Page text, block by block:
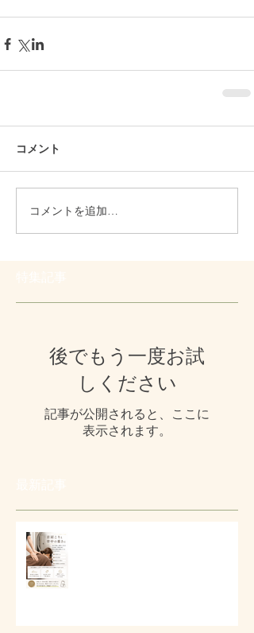
コメント
コメントを追加…
後でもう一度お試
しください
記事が公開されると、ここに
表示されます。